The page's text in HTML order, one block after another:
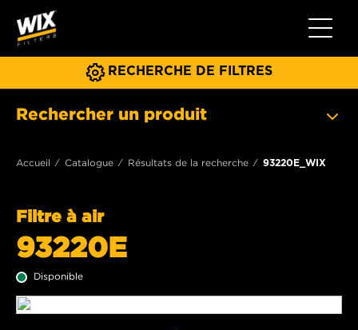
Toggle
RECHERCHE DE FILTRES
Rechercher un produit
Accueil Catalogue Résultats de la recherche 93220E_WIX
Filtre à air
93220E
Disponible